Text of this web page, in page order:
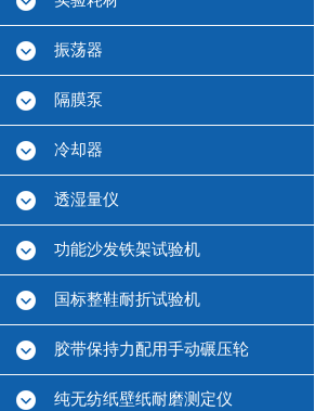
振荡器
隔膜泵
冷却器
透湿量仪
功能沙发铁架试验机
国标整鞋耐折试验机
胶带保持力配用手动碾压轮
纯无纺纸壁纸耐磨测定仪